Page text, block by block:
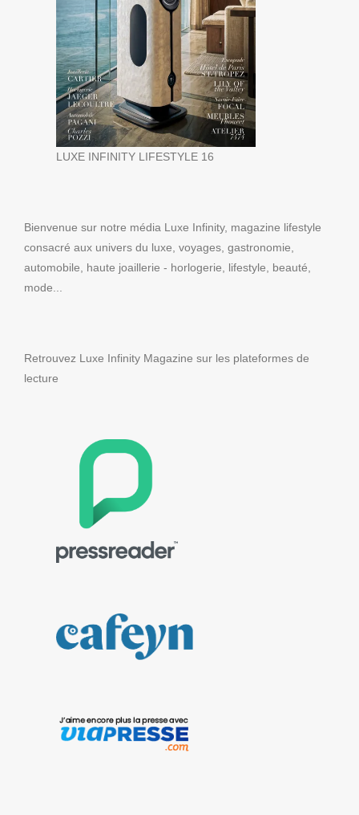
LUXE INFINITY LIFESTYLE 16
Bienvenue sur notre média Luxe Infinity, magazine lifestyle
consacré aux univers du luxe, voyages, gastronomie,
automobile, haute joaillerie - horlogerie, lifestyle, beauté,
mode...
Retrouvez Luxe Infinity Magazine sur les plateformes de
lecture